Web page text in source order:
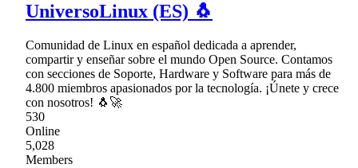
UniversoLinux (ES) 🐧
Comunidad de Linux en español dedicada a aprender,
compartir y enseñar sobre el mundo Open Source. Contamos
con secciones de Soporte, Hardware y Software para más de
4.800 miembros apasionados por la tecnología. ¡Únete y crece
con nosotros! 🐧🚀
530
Online
5,028
Members